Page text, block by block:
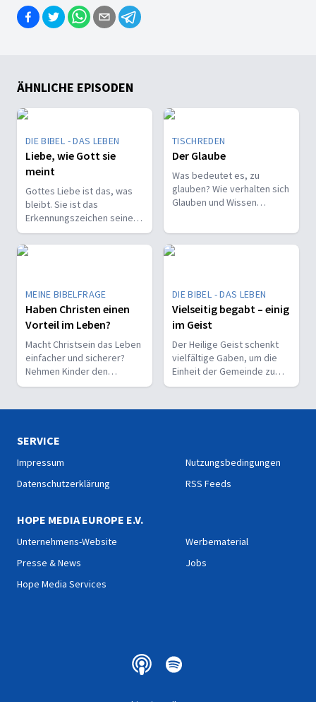
ÄHNLICHE EPISODEN
DIE BIBEL - DAS LEBEN
Liebe, wie Gott sie
meint
Gottes Liebe ist das, was
bleibt. Sie ist das
Erkennungszeichen seiner
Kinder und trägt, wenn alles
andere vergeht.
TISCHREDEN
Der Glaube
Was bedeutet es, zu
glauben? Wie verhalten sich
Glauben und Wissen
Entscheidung?
MEINE BIBELFRAGE
Haben Christen einen
Vorteil im Leben?
Macht Christsein das Leben
einfacher und sicherer?
Nehmen Kinder den
Glauben leichter an als
DIE BIBEL - DAS LEBEN
Vielseitig begabt – einig
im Geist
Der Heilige Geist schenkt
vielfältige Gaben, um die
Einheit der Gemeinde zu
stärken und sie zu
Menschen zu bekennen.
SERVICE
Impressum
Datenschutzerklärung
Nutzungsbedingungen
RSS Feeds
HOPE MEDIA EUROPE E.V.
Unternehmens-Website
Presse & News
Hope Media Services
Werbematerial
Jobs